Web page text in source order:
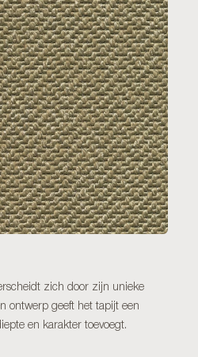
zich door zijn unieke
ontwerp geeft het tapijt een
en karakter toevoegt.